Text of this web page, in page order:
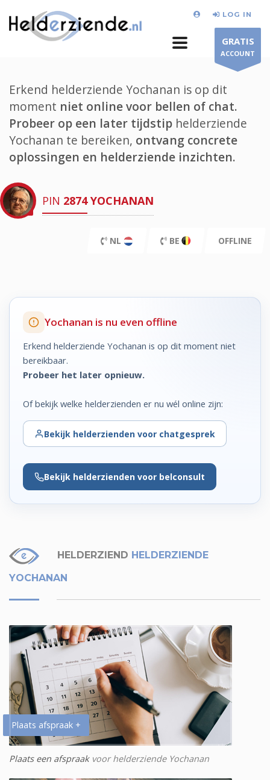
LOG IN
GRATIS
ACCOUNT
Erkend helderziende Yochanan is op dit
moment niet online voor bellen of chat.
Probeer op een later tijdstip helderziende
Yochanan te bereiken, ontvang concrete
oplossingen en helderziende inzichten.
PIN 2874 YOCHANAN
NL BE OFFLINE
Yochanan is nu even offline
Erkend helderziende Yochanan is op dit moment niet
bereikbaar.
Probeer het later opnieuw.
Of bekijk welke helderzienden er nu wél online zijn:
Bekijk helderzienden voor chatgesprek
Bekijk helderzienden voor belconsult
HELDERZIEND HELDERZIENDE
YOCHANAN
Plaats afspraak +
Plaats een afspraakvoor helderziende Yochanan